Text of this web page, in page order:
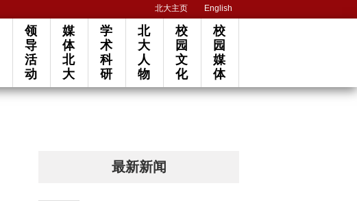
北大主页 English
领
导
活
动
媒
体
北
大
学
术
科
研
北
大
人
物
校
园
文
化
校
园
媒
体
最新新闻